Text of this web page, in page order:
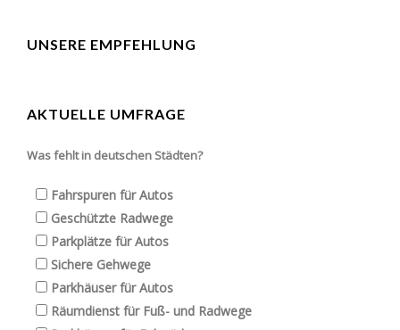
UNSERE EMPFEHLUNG
AKTUELLE UMFRAGE
Was fehlt in deutschen Städten?
Fahrspuren für Autos
Geschützte Radwege
Parkplätze für Autos
Sichere Gehwege
Parkhäuser für Autos
Räumdienst für Fuß- und Radwege